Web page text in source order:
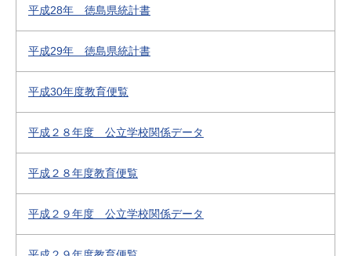
平成28年 徳島県統計書
平成29年 徳島県統計書
平成30年度教育便覧
平成２８年度 公立学校関係データ
平成２８年度教育便覧
平成２９年度 公立学校関係データ